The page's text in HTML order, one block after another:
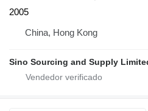
2005
China, Hong Kong
Sino Sourcing and Supply